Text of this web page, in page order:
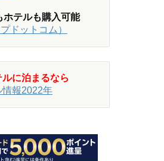
テルも購入可能
ドットコム）
に泊まるなら
報2022年